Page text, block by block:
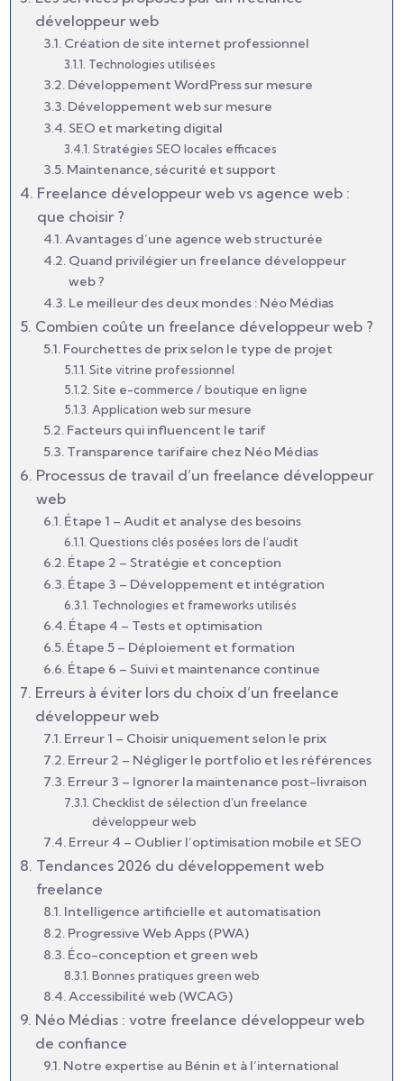
développeur web
Création de site internet professionnel
Technologies utilisées
Développement WordPress sur mesure
Développement web sur mesure
SEO et marketing digital
Stratégies SEO locales efficaces
Maintenance, sécurité et support
Freelance développeur web vs agence web :
que choisir ?
Avantages d’une agence web structurée
Quand privilégier un freelance développeur
web ?
Le meilleur des deux mondes : Néo Médias
Combien coûte un freelance développeur web ?
Fourchettes de prix selon le type de projet
Site vitrine professionnel
Site e-commerce / boutique en ligne
Application web sur mesure
Facteurs qui influencent le tarif
Transparence tarifaire chez Néo Médias
Processus de travail d’un freelance développeur
web
Étape 1 – Audit et analyse des besoins
Questions clés posées lors de l’audit
Étape 2 – Stratégie et conception
Étape 3 – Développement et intégration
Technologies et frameworks utilisés
Étape 4 – Tests et optimisation
Étape 5 – Déploiement et formation
Étape 6 – Suivi et maintenance continue
Erreurs à éviter lors du choix d’un freelance
développeur web
Erreur 1 – Choisir uniquement selon le prix
Erreur 2 – Négliger le portfolio et les références
Erreur 3 – Ignorer la maintenance post-livraison
Checklist de sélection d’un freelance
développeur web
Erreur 4 – Oublier l’optimisation mobile et SEO
Tendances 2026 du développement web
freelance
Intelligence artificielle et automatisation
Progressive Web Apps (PWA)
Éco-conception et green web
Bonnes pratiques green web
Accessibilité web (WCAG)
Néo Médias : votre freelance développeur web
de confiance
Notre expertise au Bénin et à l’international